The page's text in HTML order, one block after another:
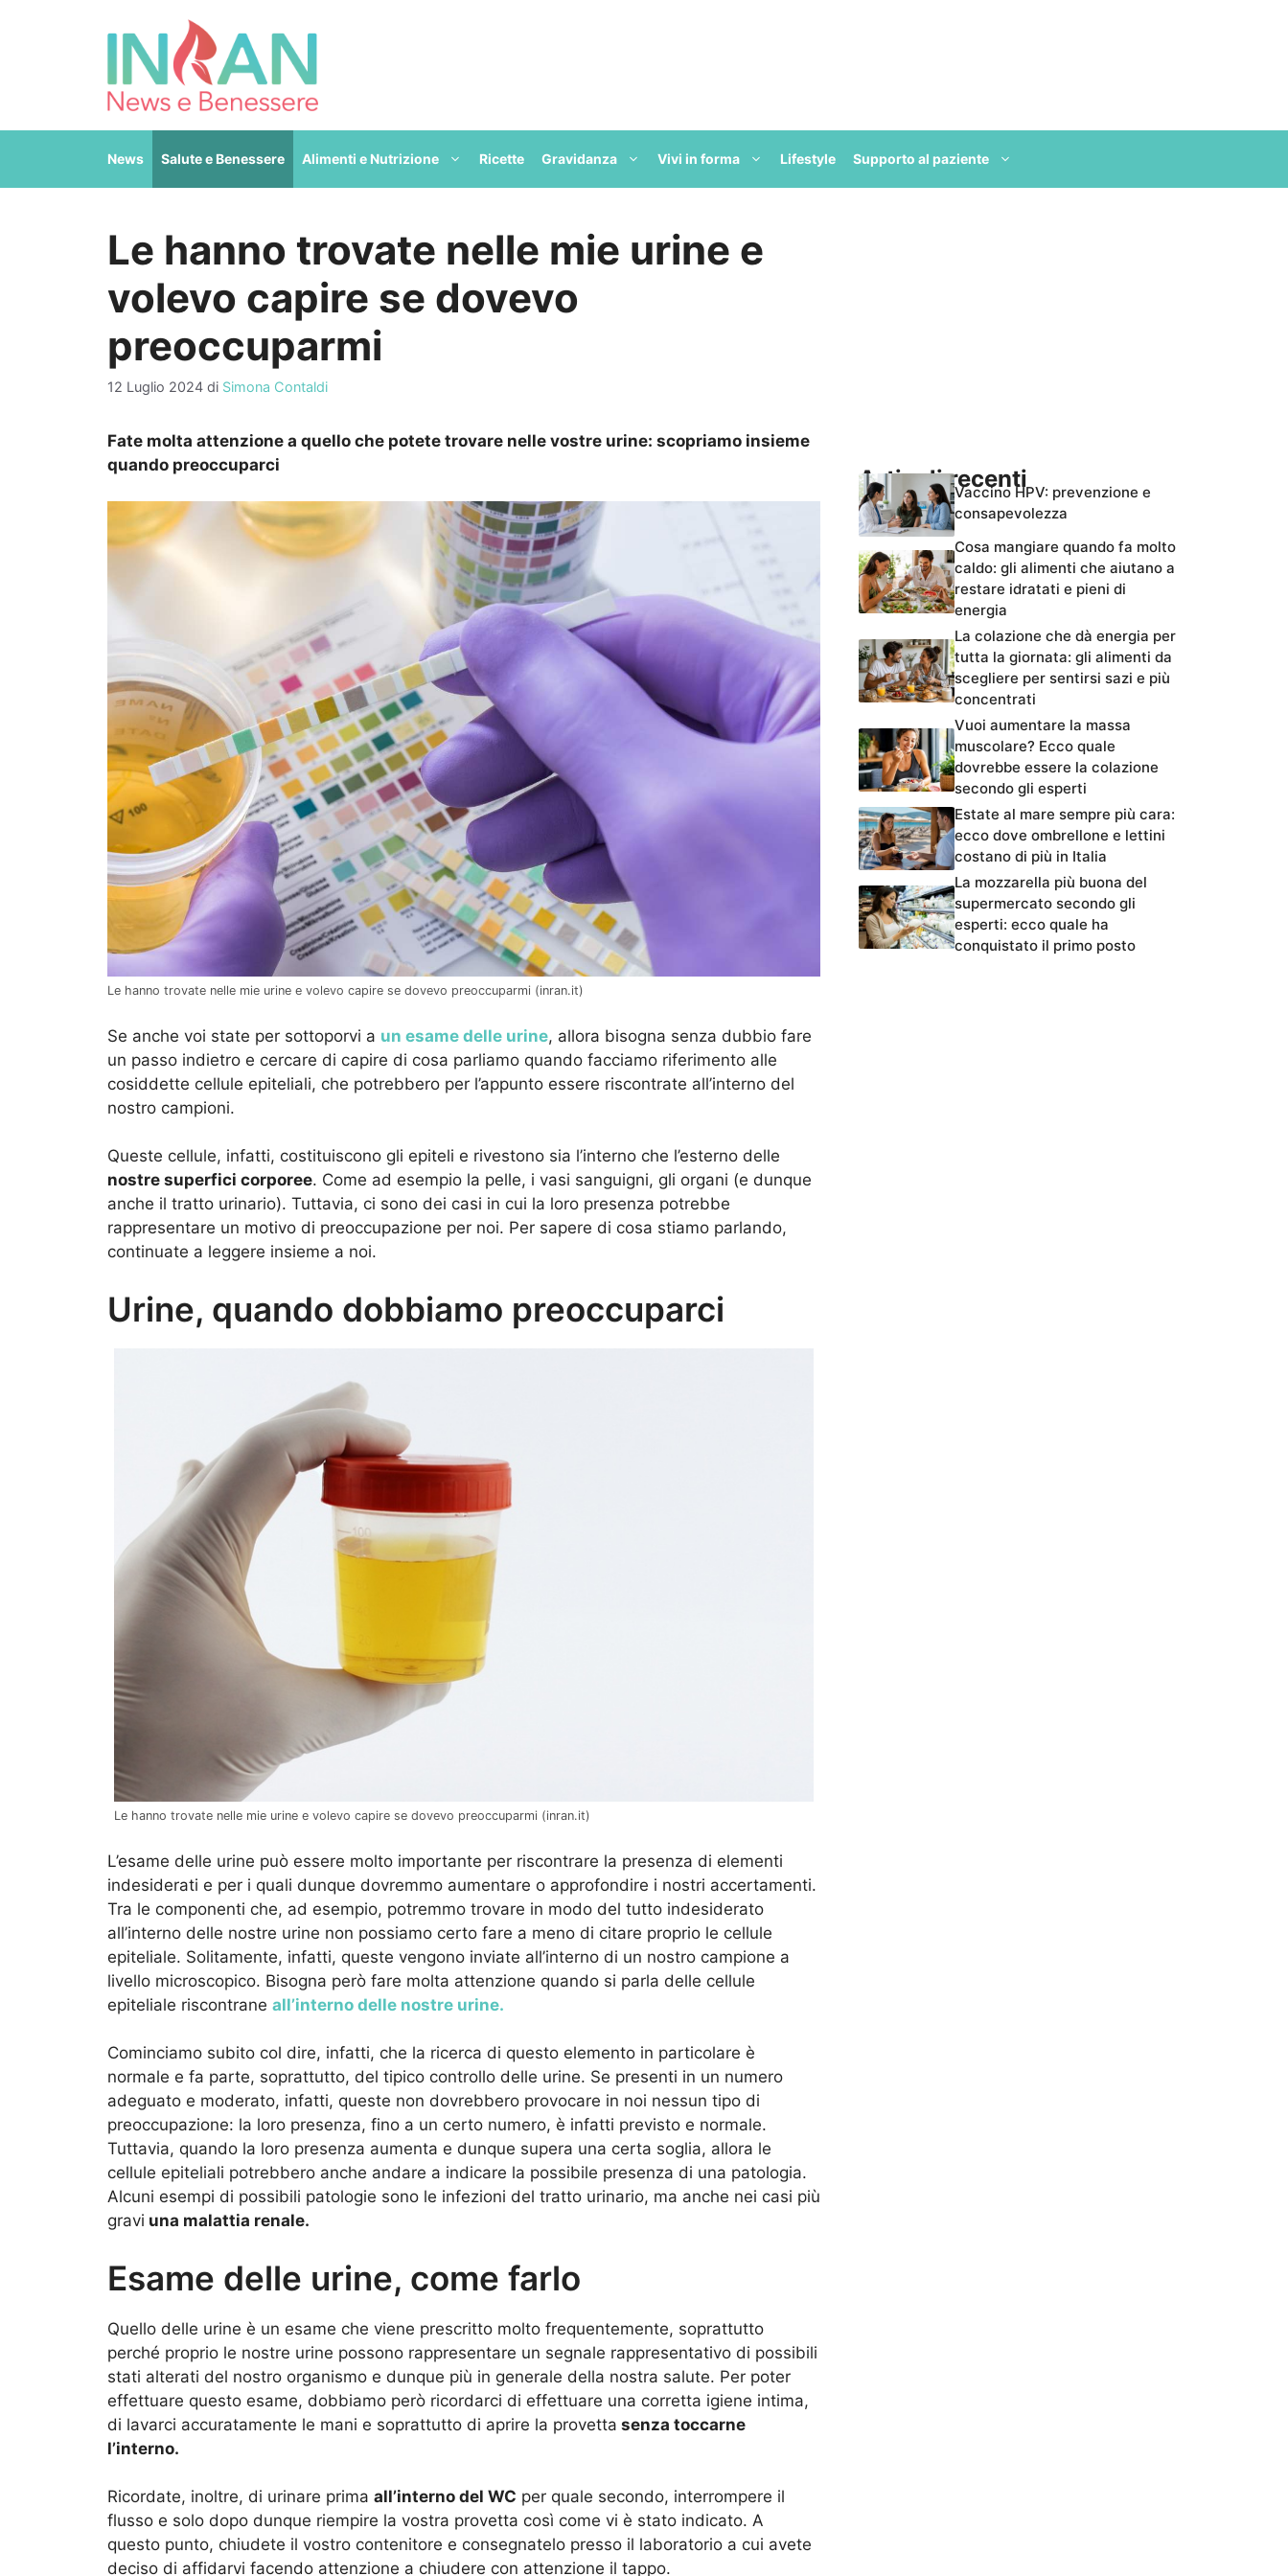
News Salute e Benessere Alimenti e Nutrizione Ricette Gravidanza Vivi in forma Lifestyle Supporto al paziente
Le hanno trovate nelle mie urine e
volevo capire se dovevo
preoccuparmi
12 Luglio 2024 di Simona Contaldi
Fate molta attenzione a quello che potete trovare nelle vostre urine: scopriamo insieme
quando preoccuparci
Le hanno trovate nelle mie urine e volevo capire se dovevo preoccuparmi (inran.it)
Se anche voi state per sottoporvi a un esame delle urine, allora bisogna senza dubbio fare
un passo indietro e cercare di capire di cosa parliamo quando facciamo riferimento alle
cosiddette cellule epiteliali, che potrebbero per l’appunto essere riscontrate all’interno del
nostro campioni.
Queste cellule, infatti, costituiscono gli epiteli e rivestono sia l’interno che l’esterno delle
nostre superfici corporee. Come ad esempio la pelle, i vasi sanguigni, gli organi (e dunque
anche il tratto urinario). Tuttavia, ci sono dei casi in cui la loro presenza potrebbe
rappresentare un motivo di preoccupazione per noi. Per sapere di cosa stiamo parlando,
continuate a leggere insieme a noi.
Urine, quando dobbiamo preoccuparci
Le hanno trovate nelle mie urine e volevo capire se dovevo preoccuparmi (inran.it)
L’esame delle urine può essere molto importante per riscontrare la presenza di elementi
indesiderati e per i quali dunque dovremmo aumentare o approfondire i nostri accertamenti.
Tra le componenti che, ad esempio, potremmo trovare in modo del tutto indesiderato
all’interno delle nostre urine non possiamo certo fare a meno di citare proprio le cellule
epiteliale. Solitamente, infatti, queste vengono inviate all’interno di un nostro campione a
livello microscopico. Bisogna però fare molta attenzione quando si parla delle cellule
epiteliale riscontrane all’interno delle nostre urine.
Cominciamo subito col dire, infatti, che la ricerca di questo elemento in particolare è
normale e fa parte, soprattutto, del tipico controllo delle urine. Se presenti in un numero
adeguato e moderato, infatti, queste non dovrebbero provocare in noi nessun tipo di
preoccupazione: la loro presenza, fino a un certo numero, è infatti previsto e normale.
Tuttavia, quando la loro presenza aumenta e dunque supera una certa soglia, allora le
cellule epiteliali potrebbero anche andare a indicare la possibile presenza di una patologia.
Alcuni esempi di possibili patologie sono le infezioni del tratto urinario, ma anche nei casi più
gravi una malattia renale.
Esame delle urine, come farlo
Quello delle urine è un esame che viene prescritto molto frequentemente, soprattutto
perché proprio le nostre urine possono rappresentare un segnale rappresentativo di possibili
stati alterati del nostro organismo e dunque più in generale della nostra salute. Per poter
effettuare questo esame, dobbiamo però ricordarci di effettuare una corretta igiene intima,
di lavarci accuratamente le mani e soprattutto di aprire la provetta senza toccarne
l’interno.
Ricordate, inoltre, di urinare prima all’interno del WC per quale secondo, interrompere il
flusso e solo dopo dunque riempire la vostra provetta così come vi è stato indicato. A
questo punto, chiudete il vostro contenitore e consegnatelo presso il laboratorio a cui avete
deciso di affidarvi facendo attenzione a chiudere con attenzione il tappo.
Articoli recentiVaccino HPV: prevenzione e
consapevolezza
Cosa mangiare quando fa molto
caldo: gli alimenti che aiutano a
restare idratati e pieni di
energia
La colazione che dà energia per
tutta la giornata: gli alimenti da
scegliere per sentirsi sazi e più
concentrati
Vuoi aumentare la massa
muscolare? Ecco quale
dovrebbe essere la colazione
secondo gli esperti
Estate al mare sempre più cara:
ecco dove ombrellone e lettini
costano di più in Italia
La mozzarella più buona del
supermercato secondo gli
esperti: ecco quale ha
conquistato il primo posto